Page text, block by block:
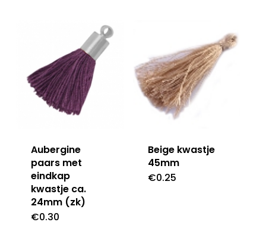
Aubergine
paars met
eindkap
kwastje ca.
24mm (zk)
€0.30
Beige kwastje
45mm
€0.25